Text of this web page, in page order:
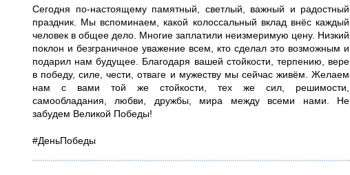
Сегодня по-настоящему памятный, светлый, важный и радостный
праздник. Мы вспоминаем, какой колоссальный вклад внёс каждый
человек в общее дело. Многие заплатили неизмеримую цену. Низкий
поклон и безграничное уважение всем, кто сделал это возможным и
подарил нам будущее. Благодаря вашей стойкости, терпению, вере
в победу, силе, чести, отваге и мужеству мы сейчас живём. Желаем
нам с вами той же стойкости, тех же сил, решимости,
самообладания, любви, дружбы, мира между всеми нами. Не
забудем Великой Победы!
#ДеньПобеды